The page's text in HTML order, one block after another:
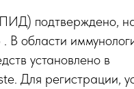
подтверждено,
В области
установлено в
Для регистрации,